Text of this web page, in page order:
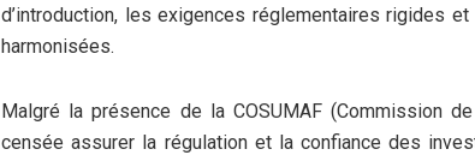
d’introduction, les exigences réglementaires rigides
harmonisées.
Malgré la présence de la COSUMAF (Commission
censée assurer la régulation et la confiance des